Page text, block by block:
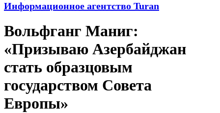
Информационное агентство Turan
Вольфганг Маниг:
«Призываю Азербайджан
стать образцовым
государством Совета
Европы»